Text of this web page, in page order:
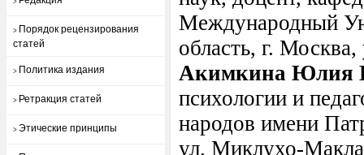
> Порядок рецензирования
статей
> Политика издания
> Ретракция статей
> Этические принципы
Международный
область, г.
Акимкина Юлия
психологии и
народов имени
ул. Миклухо-